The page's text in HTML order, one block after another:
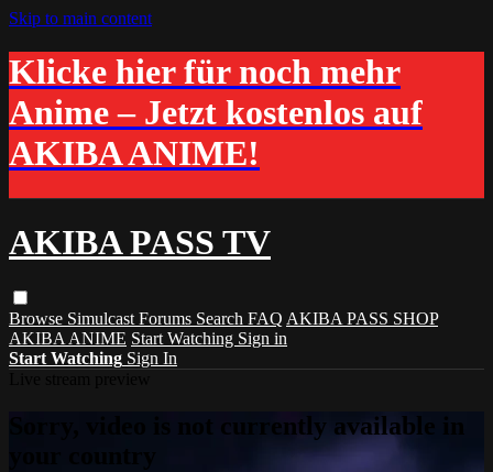
Skip to main content
Klicke hier für noch mehr
Anime – Jetzt kostenlos auf
AKIBA ANIME!
AKIBA PASS TV
Browse Simulcast Forums Search FAQ AKIBA PASS SHOP
AKIBA ANIME Start Watching Sign in
Start Watching Sign In
Sorry, video is not currently available in